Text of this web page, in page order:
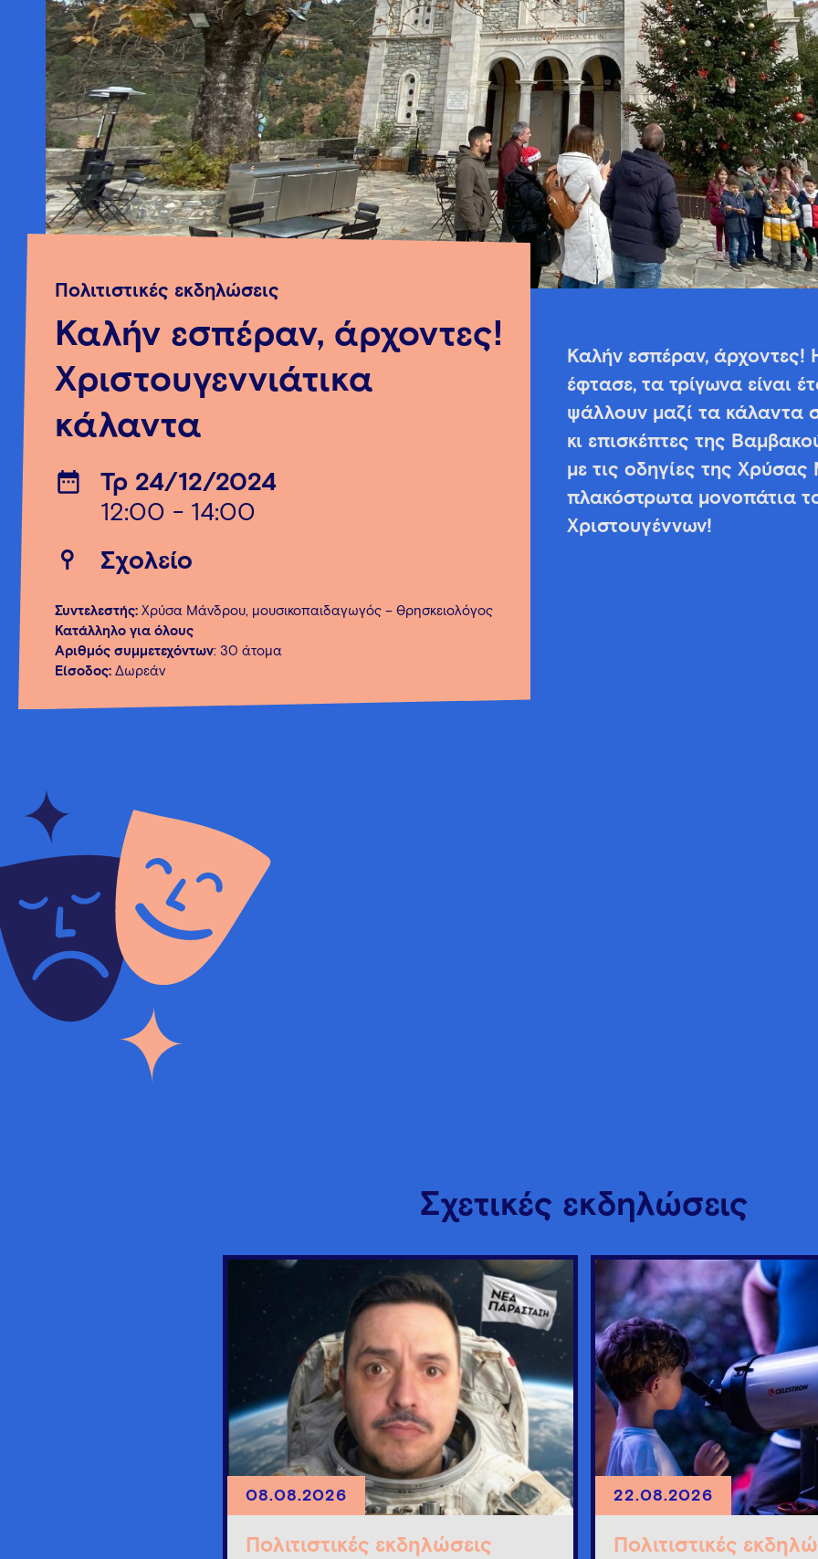
Πολιτιστικές εκδηλώσεις
Καλήν εσπέραν, άρχοντες!
Χριστουγεννιάτικα
κάλαντα
Τρ 24/12/2024
12:00 - 14:00
Σχολείο
Συντελεστής: Χρύσα Μάνδρου, μουσικοπαιδαγωγός – Θρησκειολόγος
Κατάλληλο για όλους
Αριθμός συμμετεχόντων: 30 άτομα
Είσοδος: Δωρεάν
Καλήν εσπέραν,
έφτασε, τα τρίγωνα είναι
ψάλλουν μαζί τα κάλαντα
κι επισκέπτες της
με τις οδηγίες της
πλακόστρωτα μονοπάτια
Χριστουγέννων!
Σχετικές εκδηλώσεις
08.08.2026
Πολιτιστικές εκδηλώσεις
22.08.2026
Πολιτιστικές